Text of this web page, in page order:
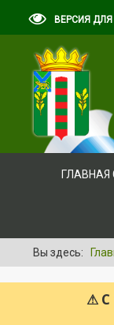
ВЕРСИЯ
Вы здесь:
⚠ С